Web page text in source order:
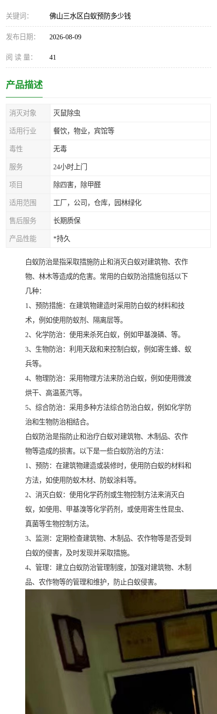
关键词： 佛山三水区白蚁预防多少钱
发布日期： 2026-08-09
阅 读 量： 41
产品描述
消灭对象 灭鼠除虫
适用行业 餐饮，物业，宾馆等
毒性 无毒
服务 24小时上门
项目 除四害，除甲醛
适用范围 工厂，公司，仓库，园林绿化
售后服务 长期质保
产品性能 *持久
白蚁防治是指采取措施防止和消灭白蚁对建筑物、农作
物、林木等造成的危害。常用的白蚁防治措施包括以下
几种：
1、预防措施：在建筑物建造时采用防白蚁的材料和技
术，例如使用防蚁剂、隔离层等。
2、化学防治：使用来杀死白蚁，例如甲基溴磷、等。
3、生物防治：利用天敌和来控制白蚁，例如寄生蜂、蚁
兵等。
4、物理防治：采用物理方法来防治白蚁，例如使用微波
烘干、高温蒸汽等。
5、综合防治：采用多种方法综合防治白蚁，例如化学防
治和生物防治相结合。
白蚁防治是指防止和治疗白蚁对建筑物、木制品、农作
物等造成的损害。以下是一些白蚁防治的方法：
1、预防：在建筑物建造或装修时，使用防白蚁的材料和
方法，如使用防蚁木材、防蚁涂料等。
2、消灭白蚁：使用化学药剂或生物控制方法来消灭白
蚁，如使用、甲基溴等化学药剂，或使用寄生性昆虫、
真菌等生物控制方法。
3、监测：定期检查建筑物、木制品、农作物等是否受到
白蚁的侵害，及时发现并采取措施。
4、管理：建立白蚁防治管理制度，加强对建筑物、木制
品、农作物等的管理和维护，防止白蚁侵害。